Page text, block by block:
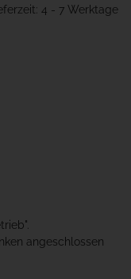
4 - 7 Werktage
angeschlossen